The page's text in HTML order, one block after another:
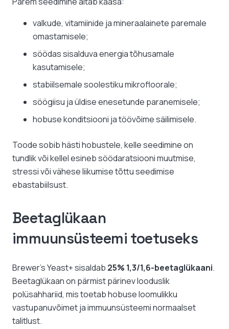
valkude, vitamiinide ja mineraalainete paremale
omastamisele;
söödas sisalduva energia tõhusamale
kasutamisele;
stabiilsemale soolestiku mikrofloorale;
söögiisu ja üldise enesetunde paranemisele;
hobuse konditsiooni ja töövõime säilimisele.
Toode sobib hästi hobustele, kelle seedimine on
tundlik või kellel esineb söödaratsiooni muutmise,
stressi või vähese liikumise tõttu seedimise
ebastabiilsust.
Beetaglükaan
immuunsüsteemi toetuseks
Brewer’s Yeast+ sisaldab 25% 1,3/1,6-beetaglükaani.
Beetaglükaan on pärmist pärinev looduslik
polüsahhariid, mis toetab hobuse loomulikku
vastupanuvõimet ja immuunsüsteemi normaalset
talitlust.